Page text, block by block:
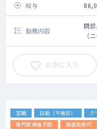
給与
勤務内容
問
（
お気に入り
定期 日勤（午後診） ク
専門医資格不問
隔週勤務可